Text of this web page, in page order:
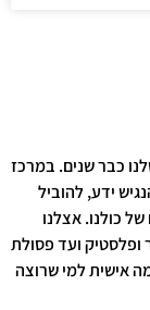
כבר שנים. במרכז
ידע, להוביל
כולנו. אצלנו
ופלסטיק ועד פסולת
אישית למי שרוצה